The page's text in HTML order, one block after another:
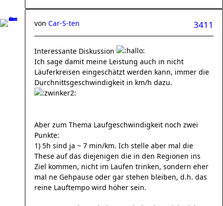
3411
von Car-S-ten
Interessante Diskussion
Ich sage damit meine Leistung auch in nicht
Läuferkreisen eingeschätzt werden kann, immer die
Durchnittsgeschwindigkeit in km/h dazu.
Aber zum Thema Laufgeschwindigkeit noch zwei
Punkte:
1) 5h sind ja ~ 7 min/km. Ich stelle aber mal die
These auf das diejenigen die in den Regionen ins
Ziel kommen, nicht im Laufen trinken, sondern eher
mal ne Gehpause oder gar stehen bleiben, d.h. das
reine Lauftempo wird höher sein.